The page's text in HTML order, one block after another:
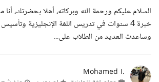
السلام عليكم ورحمة الله وبركاته، أهلا بحضرتك، أنا
خبرة 4 سنوات في تدريس اللغة الإنجليزية
وساعدت العديد من الطلاب على...
Mohamed I.